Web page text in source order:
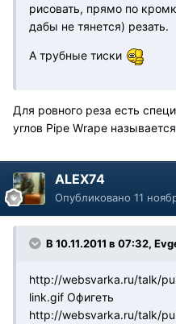
рисовать, прямо по
дабы не тянется) резать.
А трубные тиски
Для ровного реза есть
углов Pipe Wrape называется
ALEX74
Опубликовано 11
В 10.11.2011 в 07:32,
http://websvarka.ru/talk/
link.gif Офигеть
http://websvarka.ru/talk/